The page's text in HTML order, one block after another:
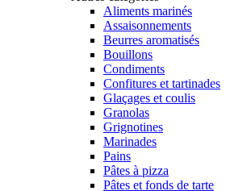
Aliments marinés
Assaisonnements
Beurres aromatisés
Bouillons
Condiments
Confitures et tartinades
Glaçages et coulis
Granolas
Grignotines
Marinades
Pains
Pâtes à pizza
Pâtes et fonds de tarte